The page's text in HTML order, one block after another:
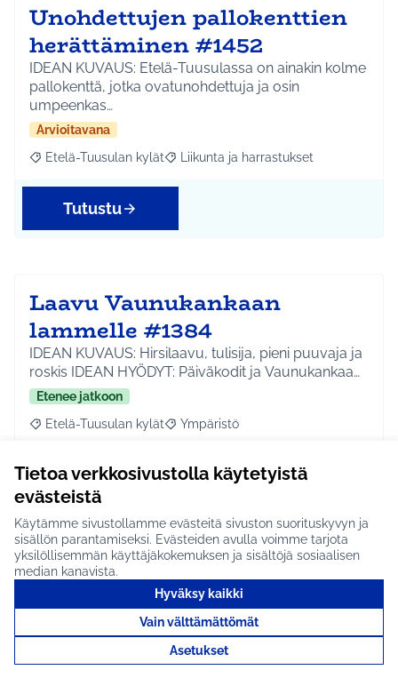
Tietoa verkkosivustolla käytetyistä
evästeistä
Käytämme sivustollamme evästeitä sivuston suorituskyvyn ja
sisällön parantamiseksi. Evästeiden avulla voimme tarjota
yksilöllisemmän käyttäjäkokemuksen ja sisältöjä sosiaalisen
median kanavista.
Hyväksy kaikki
Vain välttämättömät
Asetukset
Unohdettujen pallokenttien
herättäminen #1452
IDEAN KUVAUS: Etelä-Tuusulassa on ainakin kolme
pallokenttä, jotka ovatunohdettuja ja osin
umpeenkas…
Arvioitavana
Rajaa tulokset aihepiirin mukaan: Etelä-Tuusulan kylät
Etelä-Tuusulan kylät Rajaa tulokset teeman mukaan:
Liikunta ja harrastukset
Tutustu
Laavu Vaunukankaan
lammelle #1384
IDEAN KUVAUS: Hirsilaavu, tulisija, pieni puuvaja ja
roskis IDEAN HYÖDYT: Päiväkodit ja Vaunukankaa…
Etenee jatkoon
Rajaa tulokset aihepiirin mukaan: Etelä-Tuusulan kylät
Etelä-Tuusulan kylät Rajaa tulokset teeman mukaan:
Ympäristö
Tutustu
Jokelan Tiilitehtaan
konttorin takana oleva
hedelmätarha/puisto #1167
IDEAN KUVAUS: Olemassa olevat hedelmäpuut
leikattaisiin ja nurmikko hoidettaisiin muutaman